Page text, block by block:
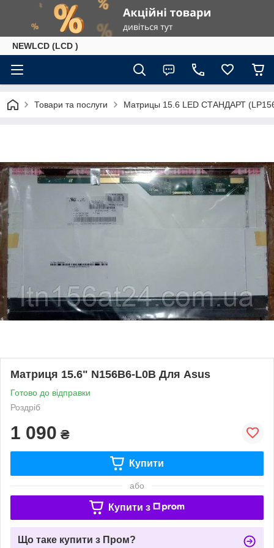
NEWLCD (LCD )
Товари та послуги Матрицы 15.6 LED СТАНДАРТ
Матриця 15.6" N156B6-L0B Для Asus
Готово до відправки
Роздріб
1 090 ₴
Купити
або
Купити з
Що таке купити з Пром?